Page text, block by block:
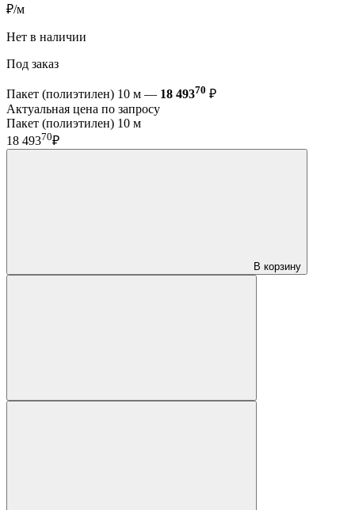
₽/м
Нет в наличии
Под заказ
Пакет (полиэтилен) 10 м — 18 49370 ₽
Актуальная цена по запросу
Пакет (полиэтилен) 10 м
18 49370₽
В корзину